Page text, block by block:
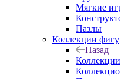
Мягкие
Пазлы
Коллекции
Назад